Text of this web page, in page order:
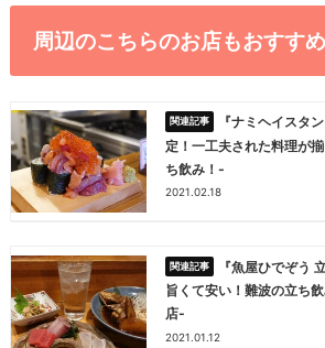
周辺のこちらのお店もおすすめ
『ナミヘイスタ
定！一工夫された料理が
ち飲み！-
2021.02.18
『魚屋ひでぞう
旨くて安い！難波の立ち
店-
2021.01.12